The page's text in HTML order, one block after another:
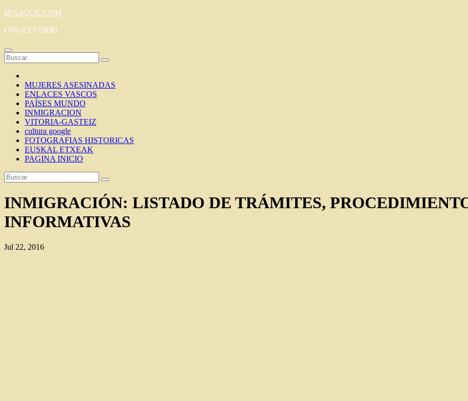
Saltar
contenido
IBASQUE.COM
ONGI ETORRI
MUJERES ASESINADAS
ENLACES VASCOS
PAÍSES MUNDO
INMIGRACION
VITORIA-GASTEIZ
cultura google
FOTOGRAFIAS HISTORICAS
EUSKAL ETXEAK
PAGINA INICIO
INMIGRACIÓN: LISTADO DE TRÁMITES,
INFORMATIVAS
Jul 22, 2016